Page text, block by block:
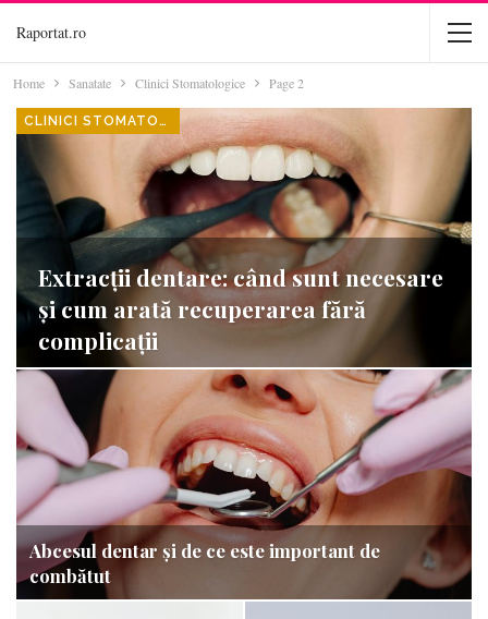
Raportat.ro
Home Sanatate Clinici Stomatologice Page 2
CLINICI STOMATOLOGICE
Extracții dentare: când sunt necesare
și cum arată recuperarea fără
complicații
Abcesul dentar și de ce este important de
combătut